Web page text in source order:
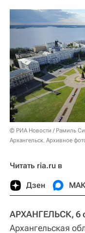
© РИА Новости / Рамиль
Архангельск. Архивное
Читать ria.ru в
Дзен
АРХАНГЕЛЬСК, 6
Архангельская